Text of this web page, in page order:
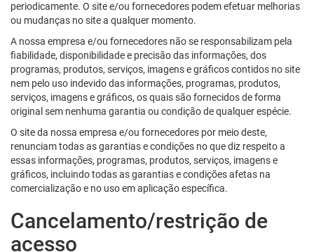
periodicamente. O site e/ou fornecedores podem efetuar melhorias
ou mudanças no site a qualquer momento.
A nossa empresa e/ou fornecedores não se responsabilizam pela
fiabilidade, disponibilidade e precisão das informações, dos
programas, produtos, serviços, imagens e gráficos contidos no site
nem pelo uso indevido das informações, programas, produtos,
serviços, imagens e gráficos, os quais são fornecidos de forma
original sem nenhuma garantia ou condição de qualquer espécie.
O site da nossa empresa e/ou fornecedores por meio deste,
renunciam todas as garantias e condições no que diz respeito a
essas informações, programas, produtos, serviços, imagens e
gráficos, incluindo todas as garantias e condições afetas na
comercialização e no uso em aplicação específica.
Cancelamento/restrição de
acesso